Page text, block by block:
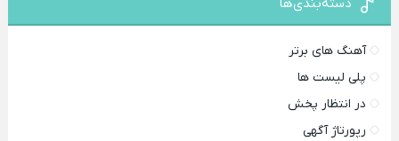
آهنگ های برتر
پلی لیست ها
در انتظار پخش
رپورتاژ آگهی